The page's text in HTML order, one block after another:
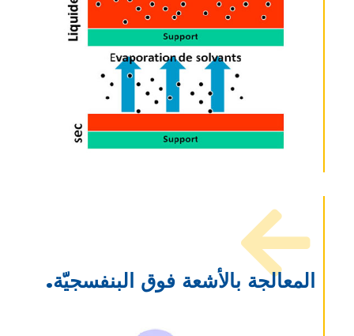
المعالجة بالأشعة فوق البنفسجيّة.